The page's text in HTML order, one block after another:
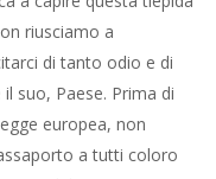
riusciamo a
di tanto odio e di
suo, Paese. Prima di
europea, non
a tutti coloro